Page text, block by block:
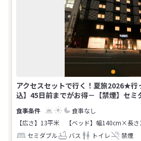
アクセスセットで行く！夏旅2026★
込】45日前までがお得－【禁煙】セミ
食事なし
【広さ】13平米
【ベッド】幅140cm×長さ
セミダブル
バス トイレ 禁煙